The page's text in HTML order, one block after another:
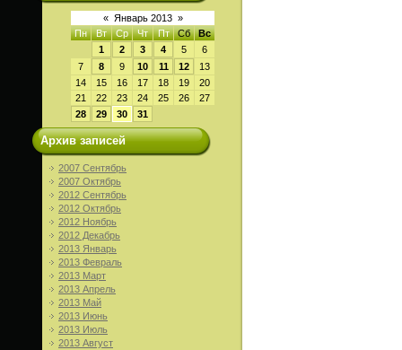
« Январь 2013 »
Пн
Вт Ср Чт Пт Сб
Вс
1
2 3 4 5
6
7
8 9 10 11 12
13
14
15 16 17 18 19
20
21
22 23 24 25 26
27
28
29 30 31
Архив записей
2007 Сентябрь
2007 Октябрь
2012 Сентябрь
2012 Октябрь
2012 Ноябрь
2012 Декабрь
2013 Январь
2013 Февраль
2013 Март
2013 Апрель
2013 Май
2013 Июнь
2013 Июль
2013 Август